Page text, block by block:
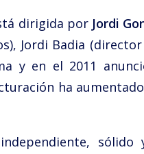
dirigida por Jordi
Jordi Badia
y en el 2011
ha
sólido